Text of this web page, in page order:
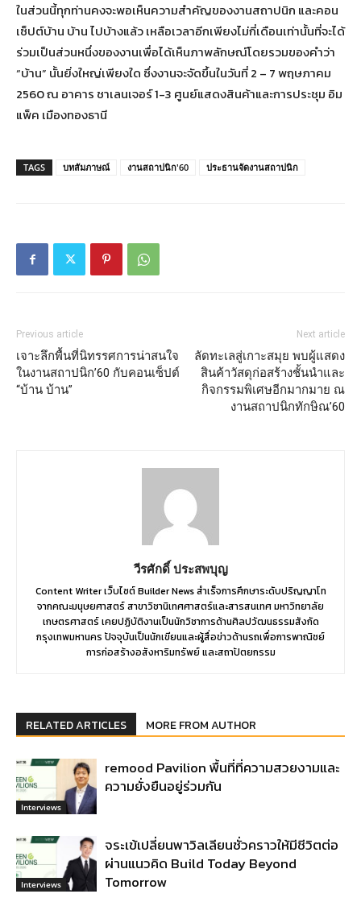
ในส่วนนี้ทุกท่านคงจะพอเห็นความสำคัญของงานสถาปนิก และคอน
เซ็ปต์บ้าน บ้าน ไปบ้างแล้ว เหลือเวลาอีกเพียงไม่กี่เดือนเท่านั้นที่จะได้
ร่วมเป็นส่วนหนึ่งของงานเพื่อได้เห็นภาพลักษณ์โดยรวมของคำว่า
“บ้าน” นั้นยิ่งใหญ่เพียงใด ซึ่งงานจะจัดขึ้นในวันที่ 2 – 7 พฤษภาคม
2560 ณ อาคาร ชาเลนเจอร์ 1-3 ศูนย์แสดงสินค้าและการประชุม อิม
แพ็ค เมืองทองธานี
TAGS บทสัมภาษณ์ งานสถาปนิก'60 ประธานจัดงานสถาปนิก
Previous article
เจาะลึกพื้นที่นิทรรศการน่าสนใจ
ในงานสถาปนิก’60 กับคอนเซ็ปต์
“บ้าน บ้าน”
Next article
ลัดทะเลสู่เกาะสมุย พบผู้แสดง
สินค้าวัสดุก่อสร้างชั้นนำและ
กิจกรรมพิเศษอีกมากมาย ณ
งานสถาปนิกทักษิณ’60
วีรศักดิ์ ประสพบุญ
Content Writer เว็บไซต์ Builder News สำเร็จการศึกษาระดับปริญญาโท
จากคณะมนุษยศาสตร์ สาขาวิชานิเทศศาสตร์และสารสนเทศ มหาวิทยาลัย
เกษตรศาสตร์ เคยปฏิบัติงานเป็นนักวิชาการด้านศิลปวัฒนธรรมสังกัด
กรุงเทพมหานคร ปัจจุบันเป็นนักเขียนและผู้สื่อข่าวด้านรถเพื่อการพาณิชย์
การก่อสร้างอสังหาริมทรัพย์ และสถาปัตยกรรม
RELATED ARTICLES MORE FROM AUTHOR
Interviews
remood Pavilion พื้นที่ที่ความสวยงามและ
ความยั่งยืนอยู่ร่วมกัน
Interviews
จระเข้เปลี่ยนพาวิลเลียนชั่วคราวให้มีชีวิตต่อ
ผ่านแนวคิด Build Today Beyond
Tomorrow